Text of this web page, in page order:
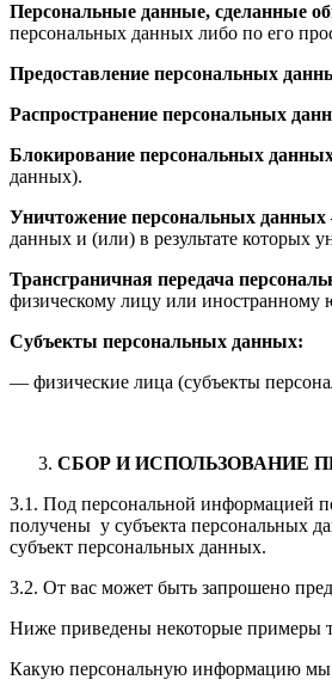
Персональные данные, сделанные
персональных данных либо по его
Предоставление персональных
Распространение персональных
Блокирование персональных
данных).
Уничтожение персональных
данных и (или) в результате которых
Трансграничная передача
физическому лицу или иностранному
Субъекты персональных данных:
— физические лица (субъекты
СБОР И ИСПОЛЬЗОВАНИЕ
3.1. Под персональной информацией
получены у субъекта персональных
субъект персональных данных.
3.2. От вас может быть запрошено
Ниже приведены некоторые примеры
Какую персональную информацию мы